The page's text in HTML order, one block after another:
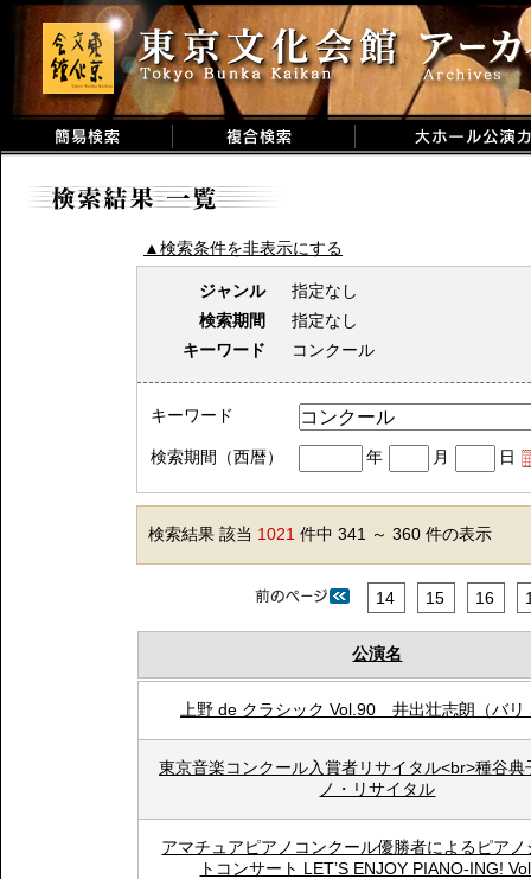
▲検索条件を非表示にする
ジャンル
指定なし
検索期間
指定なし
キーワード
コンクール
キーワード
検索期間（西暦） 年 月 日
検索結果 該当 1021 件中 341 ～ 360 件の表示
14 15 16
公演名
上野 de クラシック Vol.90 井出壮志朗（バリ
東京音楽コンクール入賞者リサイタル<br>種谷典
ノ・リサイタル
アマチュアピアノコンクール優勝者によるピア
トコンサート LET’S ENJOY PIANO-ING!